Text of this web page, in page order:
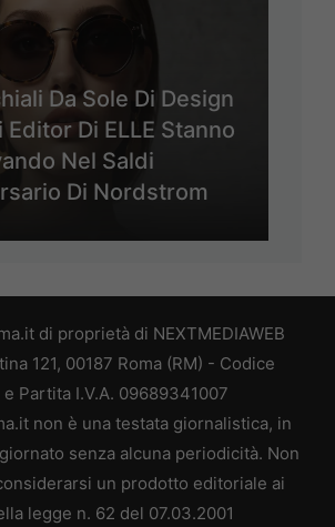
Da Sole Di Design
Editor Di ELLE Stanno
Nel Saldi
Di Nordstrom
di proprietà di NEXTMEDIAWEB
121, 00187 Roma (RM) - Codice
e Partita I.V.A. 09689341007
non è una testata giornalistica, in
senza alcuna periodicità. Non
un prodotto editoriale ai
legge n. 62 del 07.03.2001